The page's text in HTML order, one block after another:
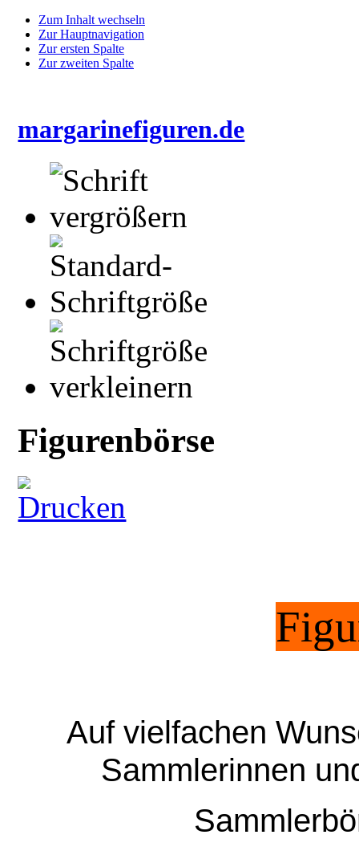
Zum Inhalt wechseln
Zur Hauptnavigation
Zur ersten Spalte
Zur zweiten Spalte
margarinefiguren.de
Figurenbörse
Auf vielfachen
Sammlerinnen